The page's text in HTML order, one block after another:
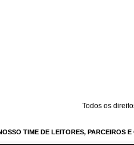
Todos os
TIME DE LEITORES, PARCEIROS